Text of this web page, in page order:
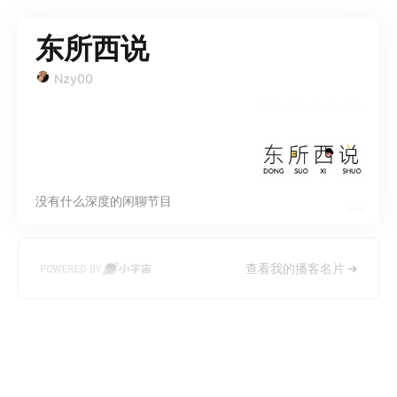
东所西说
Nzy00
没有什么深度的闲聊节目
查看我的播客名片